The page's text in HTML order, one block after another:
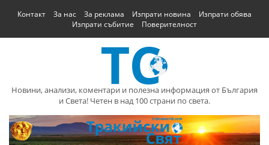
Контакт За нас За реклама Изпрати новина
Изпрати обява
Изпрати събитие
Поверителност
Новини, анализи, коментари и полезна информация от България
и Света! Четен в над 100 страни по света.